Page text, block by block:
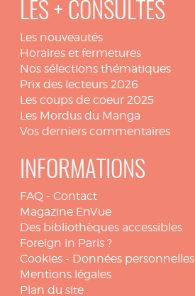
LES + CONSULTÉS
Les nouveautés
Horaires et fermetures
Nos sélections thématiques
Prix des lecteurs 2026
Les coups de coeur 2025
Les Mordus du Manga
Vos derniers commentaires
INFORMATIONS
FAQ - Contact
Magazine EnVue
Des bibliothèques accessibles
Foreign in Paris ?
Cookies - Données personnelles
Mentions légales
Plan du site